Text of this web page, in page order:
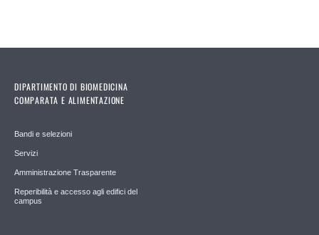
DIPARTIMENTO DI BIOMEDICINA
COMPARATA E ALIMENTAZIONE
Bandi e selezioni
Servizi
Amministrazione Trasparente
Reperibilità e accesso agli edifici del
campus